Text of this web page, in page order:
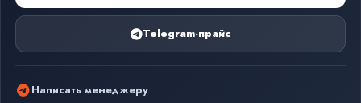
Telegram-прайс
Написать менеджеру